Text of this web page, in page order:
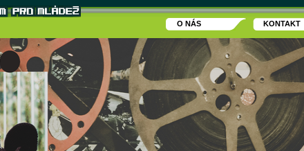
O NÁS KONTAKT